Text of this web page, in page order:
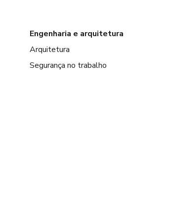
Engenharia e arquitetura
Arquitetura
Segurança no trabalho